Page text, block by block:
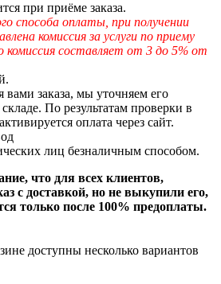
при приёме заказа.
способа оплаты, при получении
комиссия за услуги по приему
составляет от 3 до 5% от
вами заказа, мы уточняем его
По результатам проверки в
оплата через сайт.
лиц безналичным способом.
что для всех клиентов,
с доставкой, но не выкупили его,
только после 100% предоплаты.
доступны несколько вариантов